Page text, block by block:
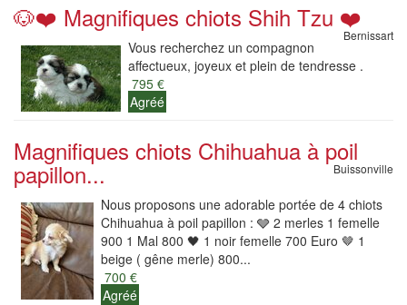
🐶❤️ Magnifiques chiots Shih Tzu ❤️
Bernissart
Vous recherchez un compagnon
affectueux, joyeux et plein de tendresse .
795 €
Agréé
Magnifiques chiots Chihuahua à poil
papillon... Buissonville
Nous proposons une adorable portée de 4 chiots
Chihuahua à poil papillon : 🩶 2 merles 1 femelle
900 1 Mal 800 🖤 1 noir femelle 700 Euro 🤎 1
beige ( gêne merle) 800...
700 €
Agréé